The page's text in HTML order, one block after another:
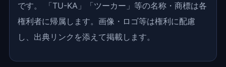
です。 「TU-KA」「ツーカー」等の名称・商標は各
権利者に帰属します。画像・ロゴ等は権利に配慮
し、出典リンクを添えて掲載します。